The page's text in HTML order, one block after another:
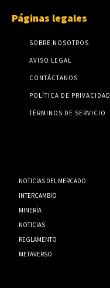
Páginas legales
SOBRE NOSOTROS
AVISO LEGAL
CONTÁCTANOS
POLÍTICA DE PRIVACIDAD
TÉRMINOS DE SERVICIO
NOTICIAS DEL MERCADO
INTERCAMBIO
MINERÍA
NOTICIAS
REGLAMENTO
METAVERSO